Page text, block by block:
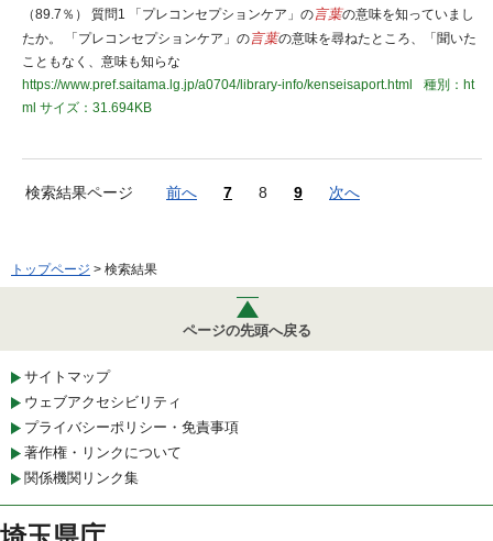
（89.7％） 質問1 「プレコンセプションケア」の言葉の意味を知っていまし
たか。 「プレコンセプションケア」の言葉の意味を尋ねたところ、「聞いた
こともなく、意味も知らな
https://www.pref.saitama.lg.jp/a0704/library-info/kenseisaport.html
種別：ht
ml サイズ：31.694KB
検索結果ページ 前へ 7 8 9 次へ
トップページ > 検索結果
ページの先頭へ戻る
サイトマップ
ウェブアクセシビリティ
プライバシーポリシー・免責事項
著作権・リンクについて
関係機関リンク集